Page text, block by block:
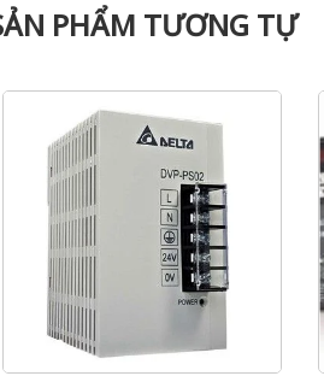
PHẨM TƯƠNG TỰ